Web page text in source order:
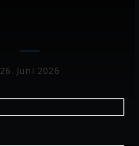
26. Juni 2026